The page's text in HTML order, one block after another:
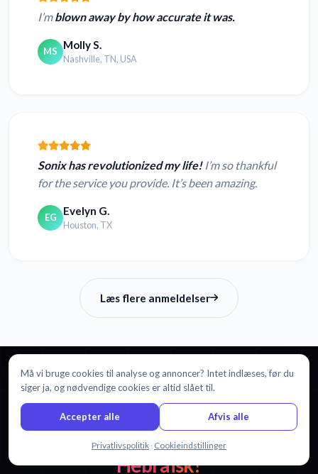
I’mblown away by how accurate it was.
MS Molly S.
Nashville, TN, USA
Sonix has revolutionized my life!I’m so thankful
for the service you provide. It’s been amazing.
EG Evelyn G.
Houston, TX
Læs flere anmeldelser
KOM I GANG
Klar til at oversætte Japansk til
Hebraisk?
Må vi bruge cookies til analyse og annoncer? Intet indlæses, før du
siger ja, og nødvendige cookies er altid slået til.
Accepter alle Afvis alle
Privatlivspolitik · Cookieindstillinger